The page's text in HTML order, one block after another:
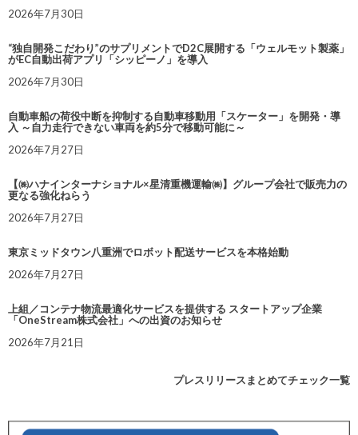
2026年7月30日
“独自開発こだわり”のサプリメントでD2C展開する「ウェルモット製薬」
がEC自動出荷アプリ「シッピーノ」を導入
2026年7月30日
自動車船の荷役中断を抑制する自動車移動用「スケーター」を開発・導
入 ～自力走行できない車両を約5分で移動可能に～
2026年7月27日
【㈱ハナインターナショナル×星清重機運輸㈱】グループ会社で販売力の
更なる強化ねらう
2026年7月27日
東京ミッドタウン八重洲でロボット配送サービスを本格始動
2026年7月27日
上組／コンテナ物流最適化サービスを提供する スタートアップ企業
「OneStream株式会社」への出資のお知らせ
2026年7月21日
プレスリリースまとめてチェック一覧